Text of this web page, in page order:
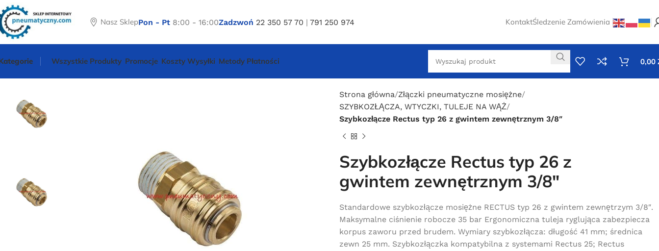
Nasz SklepPon - Pt 8:00 - 16:00Zadzwoń 22 350 57 70 |791 250 974 KontaktŚledzenie Zamówienia
Wszystkie Produkty Promocje Koszty Wysyłki Metody Płatności 0,00
Strona główna Złączki pneumatyczne mosiężne
SZYBKOZŁĄCZA, WTYCZKI, TULEJE NA WĄŻ
Szybkozłącze Rectus typ 26 z gwintem zewnętrznym 3/8″
Szybkozłącze Rectus typ 26 z
gwintem zewnętrznym 3/8″
Standardowe szybkozłącze mosiężne RECTUS typ 26 z gwintem zewnętrzym 3/8″.
Maksymalne ciśnienie robocze 35 bar Ergonomiczna tuleja ryglująca zabezpiecza
korpus zaworu przed brudem. Wymiary szybkozłącza: długość 41 mm; średnica
zewn 25 mm. Szybkozłączka kompatybilna z systemami Rectus 25; Rectus